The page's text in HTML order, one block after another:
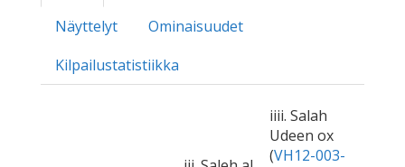
Näyttelyt
Ominaisuudet
Kilpailustatistiikka
iiii. Salah
Udeen ox
(VH12-003-